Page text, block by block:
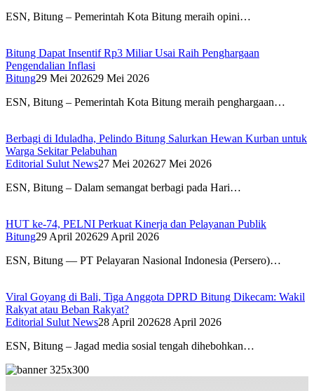
ESN, Bitung – Pemerintah Kota Bitung meraih opini…
Bitung Dapat Insentif Rp3 Miliar Usai Raih Penghargaan
Pengendalian Inflasi
Bitung29 Mei 202629 Mei 2026
ESN, Bitung – Pemerintah Kota Bitung meraih penghargaan…
Berbagi di Iduladha, Pelindo Bitung Salurkan Hewan Kurban untuk
Warga Sekitar Pelabuhan
Editorial Sulut News27 Mei 202627 Mei 2026
ESN, Bitung – Dalam semangat berbagi pada Hari…
HUT ke-74, PELNI Perkuat Kinerja dan Pelayanan Publik
Bitung29 April 202629 April 2026
ESN, Bitung — PT Pelayaran Nasional Indonesia (Persero)…
Viral Goyang di Bali, Tiga Anggota DPRD Bitung Dikecam: Wakil
Rakyat atau Beban Rakyat?
Editorial Sulut News28 April 202628 April 2026
ESN, Bitung – Jagad media sosial tengah dihebohkan…